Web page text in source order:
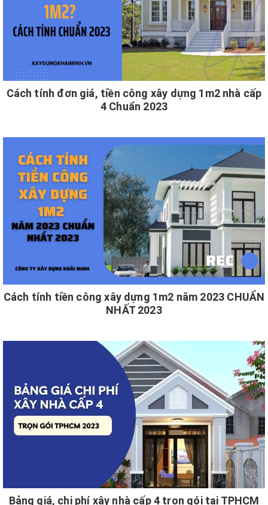
Cách tính đơn giá, tiền công xây dựng 1m2 nhà cấp
4 Chuẩn 2023
Cách tính tiền công xây dựng 1m2 năm 2023 CHUẨN
NHẤT 2023
Bảng giá, chi phí xây nhà cấp 4 trọn gói tại TPHCM